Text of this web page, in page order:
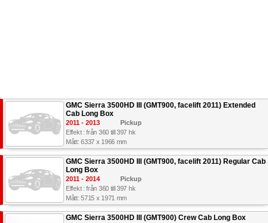
GMC Sierra 3500HD III (GMT900, facelift 2011) Extended
Cab Long Box
2011 - 2013
Pickup
Effekt : från 360 till 397 hk
Mått: 6337 x 1966 mm
GMC Sierra 3500HD III (GMT900, facelift 2011) Regular Cab
Long Box
2011 - 2014
Pickup
Effekt : från 360 till 397 hk
Mått: 5715 x 1971 mm
GMC Sierra 3500HD III (GMT900) Crew Cab Long Box